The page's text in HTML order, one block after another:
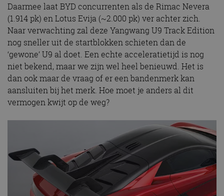
Daarmee laat BYD concurrenten als de Rimac Nevera
(1.914 pk) en Lotus Evija (~2.000 pk) ver achter zich.
Naar verwachting zal deze Yangwang U9 Track Edition
nog sneller uit de startblokken schieten dan de
‘gewone’ U9 al doet. Een echte acceleratietijd is nog
niet bekend, maar we zijn wel heel benieuwd. Het is
dan ook maar de vraag of er een bandenmerk kan
aansluiten bij het merk. Hoe moet je anders al dit
vermogen kwijt op de weg?